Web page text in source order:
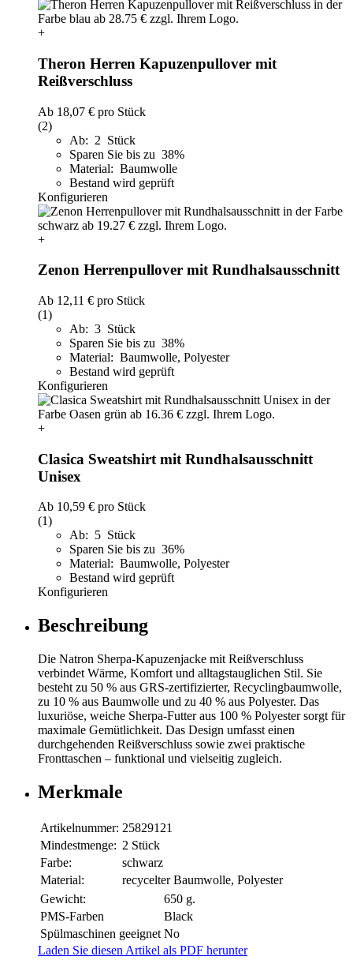
+
Theron Herren Kapuzenpullover mit
Reißverschluss
Ab 18,07 € pro Stück
(2)
Ab: 2 Stück
Sparen Sie bis zu 38%
Material: Baumwolle
Bestand wird geprüft
Konfigurieren
+
Zenon Herrenpullover mit Rundhalsausschnitt
Ab 12,11 € pro Stück
(1)
Ab: 3 Stück
Sparen Sie bis zu 38%
Material: Baumwolle, Polyester
Bestand wird geprüft
Konfigurieren
+
Clasica Sweatshirt mit Rundhalsausschnitt
Unisex
Ab 10,59 € pro Stück
(1)
Ab: 5 Stück
Sparen Sie bis zu 36%
Material: Baumwolle, Polyester
Bestand wird geprüft
Konfigurieren
Beschreibung
Die Natron Sherpa-Kapuzenjacke mit Reißverschluss
verbindet Wärme, Komfort und alltagstauglichen Stil. Sie
besteht zu 50 % aus GRS-zertifizierter, Recyclingbaumwolle,
zu 10 % aus Baumwolle und zu 40 % aus Polyester. Das
luxuriöse, weiche Sherpa-Futter aus 100 % Polyester sorgt für
maximale Gemütlichkeit. Das Design umfasst einen
durchgehenden Reißverschluss sowie zwei praktische
Fronttaschen – funktional und vielseitig zugleich.
Merkmale
Artikelnummer: 25829121
Mindestmenge: 2 Stück
Farbe:
schwarz
Material:
recycelter Baumwolle, Polyester
Gewicht:
650 g.
PMS-Farben
Black
Spülmaschinen geeignet No
Laden Sie diesen Artikel als PDF herunter